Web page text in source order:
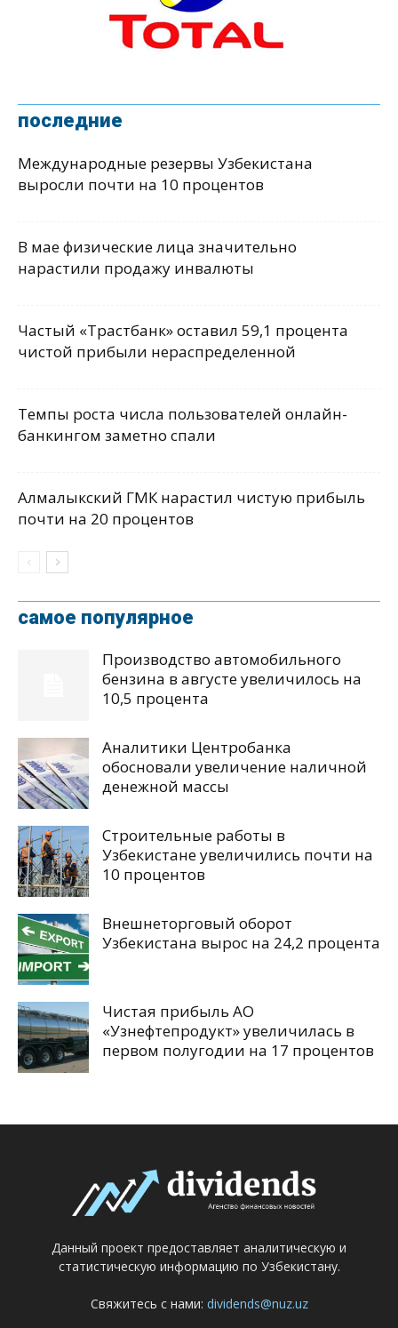
последние
Международные резервы Узбекистана
выросли почти на 10 процентов
В мае физические лица значительно
нарастили продажу инвалюты
Частый «Трастбанк» оставил 59,1 процента
чистой прибыли нераспределенной
Темпы роста числа пользователей онлайн-
банкингом заметно спали
Алмалыкский ГМК нарастил чистую прибыль
почти на 20 процентов
самое популярное
Производство автомобильного
бензина в августе увеличилось на
10,5 процента
Аналитики Центробанка
обосновали увеличение наличной
денежной массы
Строительные работы в
Узбекистане увеличились почти на
10 процентов
Внешнеторговый оборот
Узбекистана вырос на 24,2 процента
Чистая прибыль АО
«Узнефтепродукт» увеличилась в
первом полугодии на 17 процентов
Данный проект предоставляет аналитическую и
статистическую информацию по Узбекистану.
Свяжитесь с нами: dividends@nuz.uz